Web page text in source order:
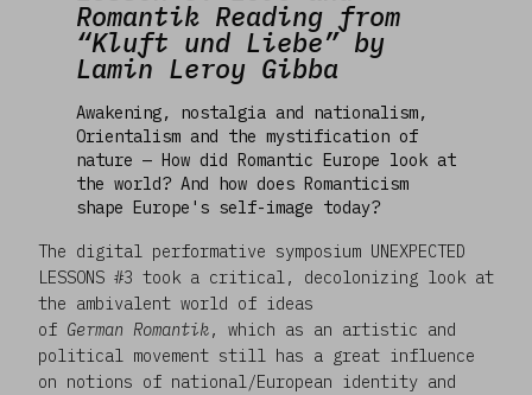
Romantik Reading from
“Kluft und Liebe” by
Lamin Leroy Gibba
Awakening, nostalgia and nationalism,
Orientalism and the mystification of
nature — How did Romantic Europe look at
the world? And how does Romanticism
shape Europe's self-image today?
The digital performative symposium UNEXPECTED
LESSONS #3 took a critical, decolonizing look at
the ambivalent world of ideas
of German Romantik, which as an artistic and
political movement still has a great influence
on notions of national/European identity and